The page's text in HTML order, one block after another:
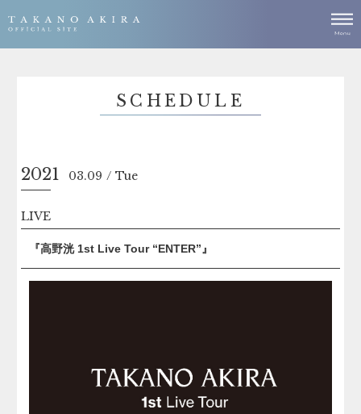
SCHEDULE
2021 03.09 Tue
LIVE
『高野洸 1st Live Tour “ENTER”』